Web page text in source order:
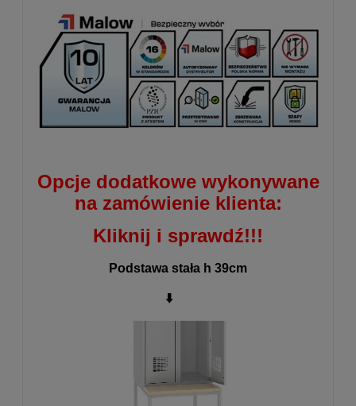
Opcje dodatkowe wykonywane
na zamówienie klienta:
Kliknij i sprawdź!!!
Podstawa stała h 39cm
⬇️